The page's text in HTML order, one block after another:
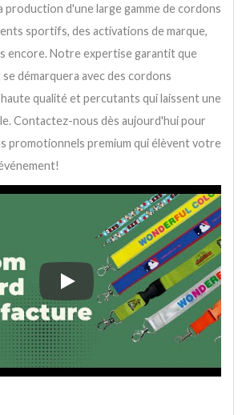
production d'une large gamme de cordons
sportifs, des activations de marque,
encore. Notre expertise garantit que
démarquera avec des cordons
qualité et percutants qui laissent une
Contactez-nous dès aujourd'hui pour
promotionnels premium qui élèvent votre
Avec plus de 40 ans